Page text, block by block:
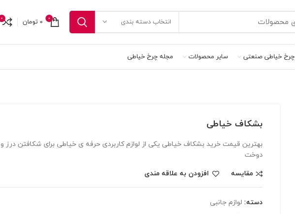
انتخاب دسته بندی 0
0 تومان 0
چرخ خیاطی صنعتی سایر محصولات مجله چرخ خیاطی
بشکاف خیاطی
بهترین قیمت خرید بشکاف خیاطی یکی از لوازم کاربردی حرفه ی خیاطی برای شکافتن درز
دوخت
مقایسه
افزودن به علاقه مندی
دسته: لوازم جانبی